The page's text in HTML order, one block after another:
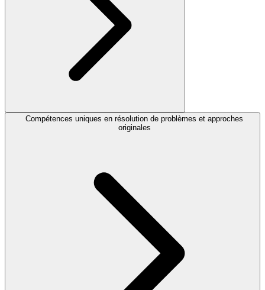
Compétences uniques en résolution de problèmes et approches
originales